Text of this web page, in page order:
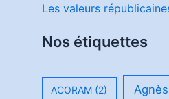
Les valeurs
Nos étiquettes
ACORAM (2)